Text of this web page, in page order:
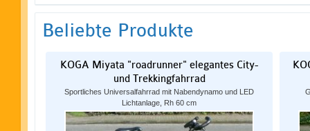
Beliebte Produkte
KOGA Miyata "roadrunner" elegantes City-
und Trekkingfahrrad
Sportliches Universalfahrrad mit Nabendynamo und LED
Lichtanlage, Rh 60 cm